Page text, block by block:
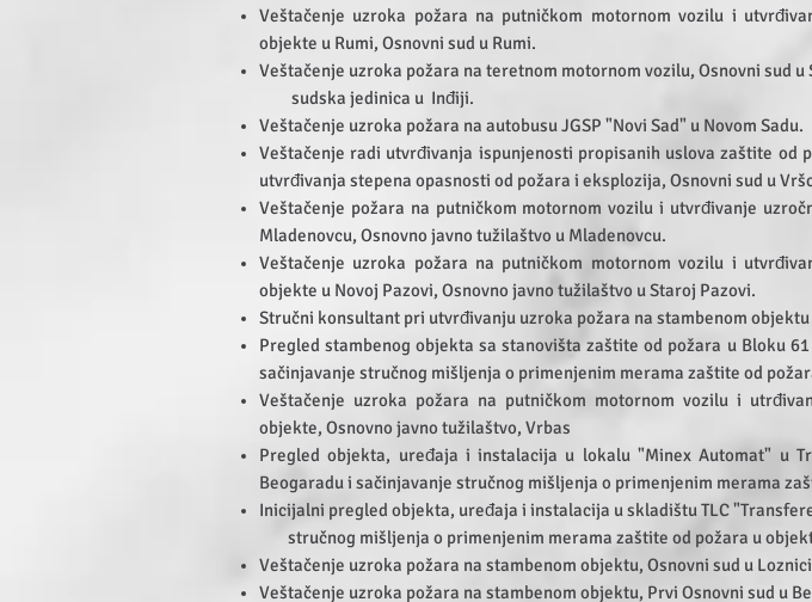
Veštačenje uzroka požara na putničkom motornom vozilu i
objekte u Rumi, Osnovni sud u Rumi.
Veštačenje uzroka požara na teretnom motornom vozilu, Osnovni sud u
sudska jedinica u Inđiji.
Veštačenje uzroka požara na autobusu JGSP "Novi Sad" u Novom Sadu.
Veštačenje radi utvrđivanja ispunjenosti propisanih uslova zaštite od
utvrđivanja stepena opasnosti od požara i eksplozija, Osnovni sud u
Veštačenje požara na putničkom motornom vozilu i utvrđivanje
Mladenovcu, Osnovno javno tužilaštvo u Mladenovcu.
Veštačenje uzroka požara na putničkom motornom vozilu i
objekte u Novoj Pazovi, Osnovno javno tužilaštvo u Staroj Pazovi.
Stručni konsultant pri utvrđivanju uzroka požara na stambenom objektu
Pregled stambenog objekta sa stanovišta zaštite od požara u Bloku
sačinjavanje stručnog mišljenja o primenjenim merama zaštite od
Veštačenje uzroka požara na putničkom motornom vozilu i
objekte, Osnovno javno tužilaštvo, Vrbas
Pregled objekta, uređaja i instalacija u lokalu "Minex Automat" u
Beogaradu i sačinjavanje stručnog mišljenja o primenjenim merama
Inicijalni pregled objekta, uređaja i instalacija u skladištu TLC
stručnog mišljenja o primenjenim merama zaštite od požara u
Veštačenje uzroka požara na stambenom objektu, Osnovni sud u Loznici
Veštačenje uzroka požara na stambenom objektu, Prvi Osnovni sud u